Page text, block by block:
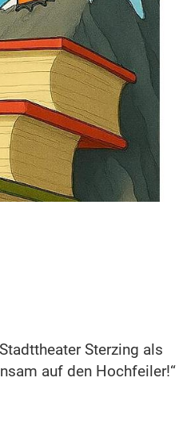
Sterzing als
auf den Hochfeiler!“